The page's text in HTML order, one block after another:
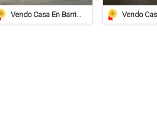
Vendo Casa En Barrio Juan De Garay Calle Corrientes 406